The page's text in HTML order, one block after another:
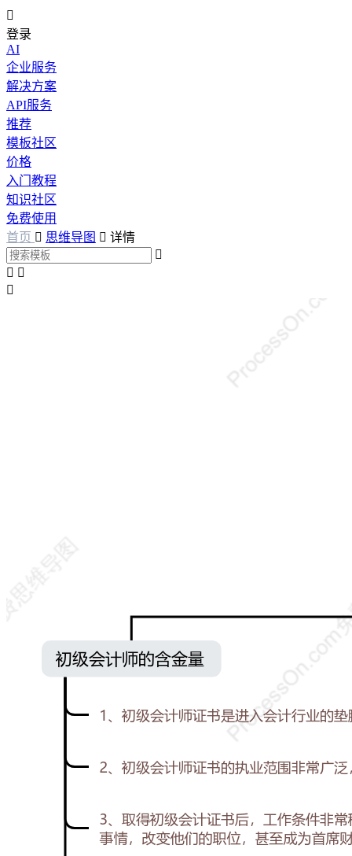

登录
AI
企业服务
解决方案
API服务
推荐
模板社区
价格
入门教程
知识社区
免费使用
首页  思维导图  详情

 
